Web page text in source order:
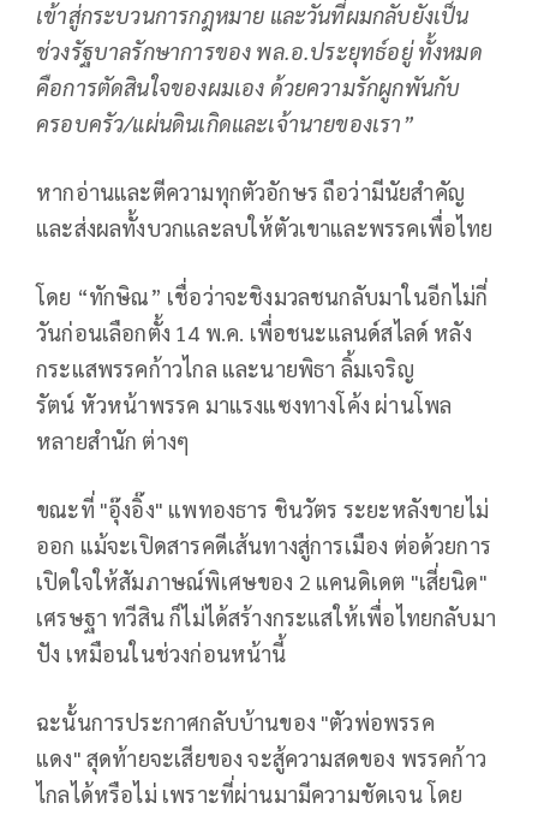
เข้าสู่กระบวนการกฎหมาย และวันที่ผมกลับยังเป็น
ช่วงรัฐบาลรักษาการของ พล.อ.ประยุทธ์อยู่ ทั้งหมด
คือการตัดสินใจของผมเอง ด้วยความรักผูกพันกับ
ครอบครัว/แผ่นดินเกิดและเจ้านายของเรา”
หากอ่านและตีความทุกตัวอักษร ถือว่ามีนัยสำคัญ
และส่งผลทั้งบวกและลบให้ตัวเขาและพรรคเพื่อไทย
โดย “ทักษิณ” เชื่อว่าจะชิงมวลชนกลับมาในอีกไม่กี่
วันก่อนเลือกตั้ง 14 พ.ค. เพื่อชนะแลนด์สไลด์ หลัง
กระแสพรรคก้าวไกล และนายพิธา ลิ้มเจริญ
รัตน์ หัวหน้าพรรค มาแรงแซงทางโค้ง ผ่านโพล
หลายสำนัก ต่างๆ
ขณะที่ "อุ๊งอิ๊ง" แพทองธาร ชินวัตร ระยะหลังขายไม่
ออก แม้จะเปิดสารคดีเส้นทางสู่การเมือง ต่อด้วยการ
เปิดใจให้สัมภาษณ์พิเศษของ 2 แคนดิเดต "เสี่ยนิด"
เศรษฐา ทวีสิน ก็ไม่ได้สร้างกระแสให้เพื่อไทยกลับมา
ปัง เหมือนในช่วงก่อนหน้านี้
ฉะนั้นการประกาศกลับบ้านของ "ตัวพ่อพรรค
แดง" สุดท้ายจะเสียของ จะสู้ความสดของ พรรคก้าว
ไกลได้หรือไม่ เพราะที่ผ่านมามีความชัดเจน โดย